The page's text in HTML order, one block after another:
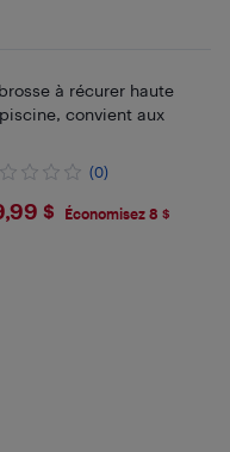
à récurer haute
convient aux
(0)
$ Économisez 8 $